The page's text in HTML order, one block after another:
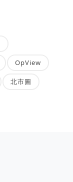
OpView
北市圖